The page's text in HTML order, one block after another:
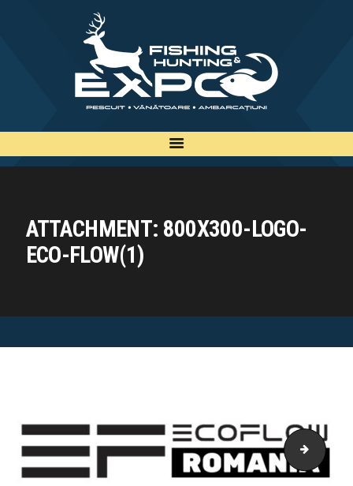
ATTACHMENT: 800X300-LOGO-
ECO-FLOW(1)
INFO
EXPOZANTI
EDITII
CONTACT
ecoflow